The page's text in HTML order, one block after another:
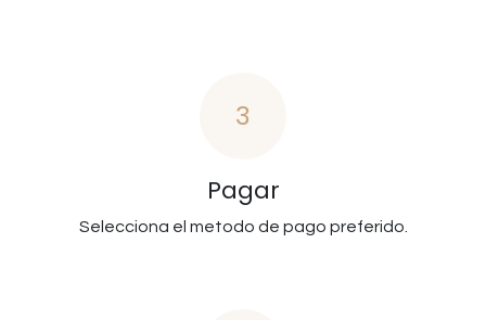
3
Pagar
Selecciona el metodo de pago preferido.